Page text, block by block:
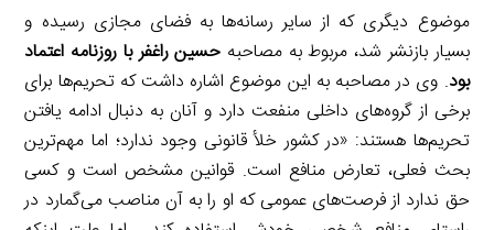
موضوع دیگری که از سایر رسانه‌ها به فضای مجازی رسیده و
بسیار بازنشر شد، مربوط به مصاحبه حسین راغفر با روزنامه اعتماد
بود. وی در مصاحبه به این موضوع اشاره داشت که تحریم‌ها برای
برخی از گروه‌های داخلی منفعت دارد و آنان به دنبال ادامه یافتن
تحریم‌ها هستند: «در کشور خلأ قانونی وجود ندارد؛ اما مهم‌ترین
بحث فعلی، تعارض منافع است. قوانین مشخص است و کسی
حق ندارد از فرصت‌های عمومی که او را به آن مناصب می‌گمارد در